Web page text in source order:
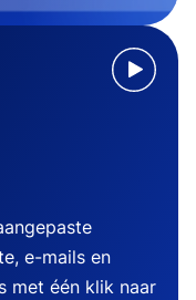
e-mails en
met één klik naar